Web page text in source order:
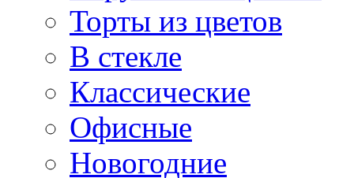
Торты из цветов
В стекле
Классические
Офисные
Новогодние